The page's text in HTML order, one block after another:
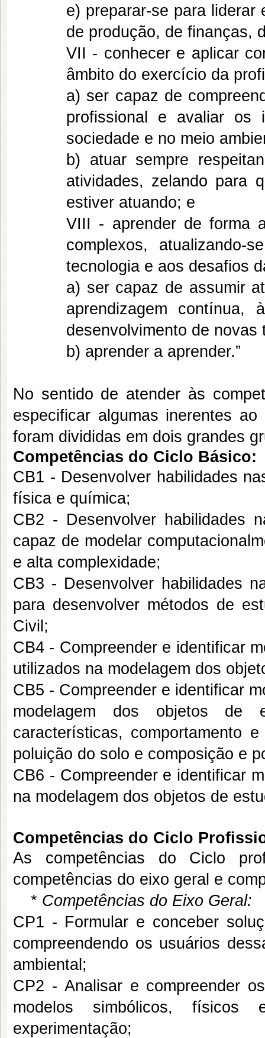
e) preparar-se para liderar
de produção, de finanças,
VII - conhecer e aplicar
âmbito do exercício da
a) ser capaz de
profissional e avaliar os
sociedade e no meio
b) atuar sempre
atividades, zelando para
estiver atuando; e
VIII - aprender de forma
complexos,
tecnologia e aos desafios
a) ser capaz de assumir
aprendizagem contínua,
desenvolvimento de novas
b) aprender a aprender.”
No sentido de atender às
especificar algumas inerentes
foram divididas em dois grandes
Competências do Ciclo Básico:
CB1 - Desenvolver habilidades
física e química;
CB2 - Desenvolver habilidades
capaz de modelar
e alta complexidade;
CB3 - Desenvolver habilidades
para desenvolver métodos de
Civil;
CB4 - Compreender e identificar
utilizados na modelagem dos
CB5 - Compreender e identificar
modelagem dos objetos de
características, comportamento
poluição do solo e composição e
CB6 - Compreender e identificar
na modelagem dos objetos de
Competências do Ciclo
As competências do Ciclo
competências do eixo geral e
* Competências do Eixo Geral:
CP1 - Formular e conceber
compreendendo os usuários
ambiental;
CP2 - Analisar e compreender
modelos simbólicos,
experimentação;